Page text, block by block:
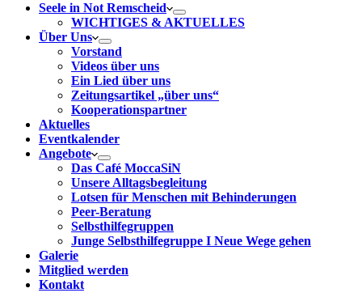
Seele in Not Remscheid
WICHTIGES & AKTUELLES
Über Uns
Vorstand
Videos über uns
Ein Lied über uns
Zeitungsartikel „über uns“
Kooperationspartner
Aktuelles
Eventkalender
Angebote
Das Café MoccaSiN
Unsere Alltagsbegleitung
Lotsen für Menschen mit Behinderungen
Peer-Beratung
Selbsthilfegruppen
Junge Selbsthilfegruppe I Neue Wege gehen
Galerie
Mitglied werden
Kontakt